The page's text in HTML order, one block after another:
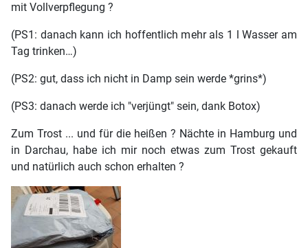
mit Vollverpflegung ?
(PS1: danach kann ich hoffentlich mehr als 1 l Wasser am
Tag trinken…)
(PS2: gut, dass ich nicht in Damp sein werde *grins*)
(PS3: danach werde ich "verjüngt" sein, dank Botox)
Zum Trost ... und für die heißen ? Nächte in Hamburg und
in Darchau, habe ich mir noch etwas zum Trost gekauft
und natürlich auch schon erhalten ?